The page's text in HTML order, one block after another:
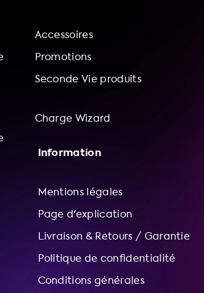
Accessoires
Promotions
Seconde Vie produits
Charge Wizard
Information
Mentions légales
Page d'explication
Livraison & Retours / Garantie
Politique de confidentialité
Conditions générales